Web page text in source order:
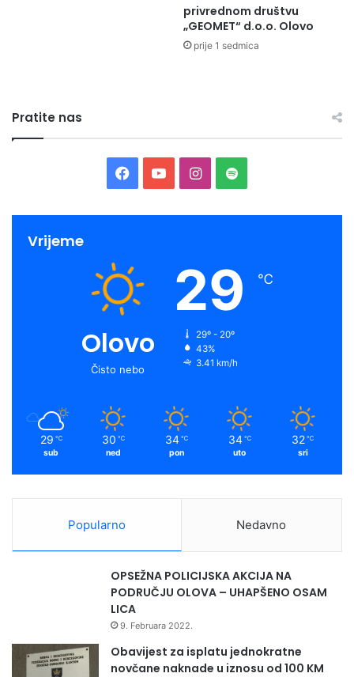
privrednom društvu
„GEOMET“ d.o.o. Olovo
prije 1 sedmica
Pratite nas
Facebook
YouTubeInstagram
Spotify
Vrijeme
Olovo
Čisto nebo
29 ℃
29º - 20º
43%
3.41 km/h
29 ℃
sub
30 ℃
ned
34 ℃
pon
34 ℃
uto
32 ℃
sri
Popularno Nedavno
OPSEŽNA POLICIJSKA AKCIJA NA
PODRUČJU OLOVA – UHAPŠENO OSAM
LICA
9. Februara 2022.
Obavijest za isplatu jednokratne
novčane naknade u iznosu od 100 KM